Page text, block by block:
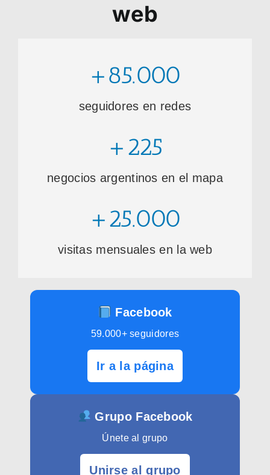
web
+85.000
seguidores en redes
+225
negocios argentinos en el mapa
+25.000
visitas mensuales en la web
Facebook
59.000+ seguidores
Ir a la página
Grupo Facebook
Únete al grupo
Unirse al grupo